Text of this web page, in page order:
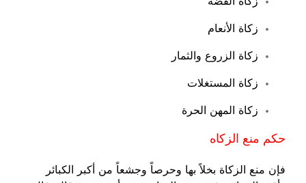
زكاة الأنعام
زكاة الزروع والثمار
زكاة المستغلات
زكاة المهن الحرة
حكم منع الزكاه
فإن منع الزكاة بخلاً بها وحرصاً وجشعاً من أكبر الكبائر